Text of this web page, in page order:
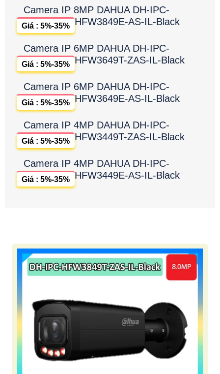
Camera IP 8MP DAHUA DH-IPC-
HFW3849E-AS-IL-Black
Giá : 5%-35%
Camera IP 6MP DAHUA DH-IPC-
HFW3649T-ZAS-IL-Black
Giá : 5%-35%
Camera IP 6MP DAHUA DH-IPC-
HFW3649E-AS-IL-Black
Giá : 5%-35%
Camera IP 4MP DAHUA DH-IPC-
HFW3449T-ZAS-IL-Black
Giá : 5%-35%
Camera IP 4MP DAHUA DH-IPC-
HFW3449E-AS-IL-Black
Giá : 5%-35%